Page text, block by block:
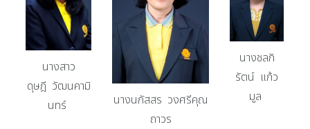
นางสาว
ดุษฎี วัฒนคามิ
นทร์
นางนภัสสร วงศรีคุณ
ถาวร
นางชลภิ
รัตน์ แก้ว
มูล